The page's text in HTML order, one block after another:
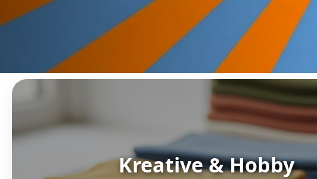
Kreative & Hobby